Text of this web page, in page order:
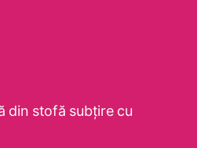
din stofă subţire cu